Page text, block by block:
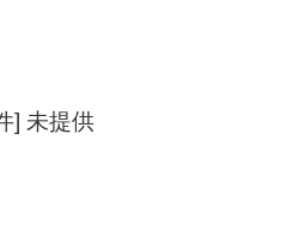
] 未提供